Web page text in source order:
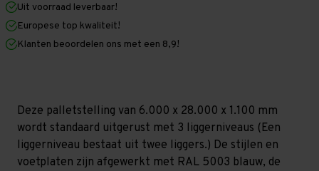
mm
x
1.100
mm
Licht
-
T80
mm
1.100
mm
Licht
-
T80
Uit voorraad leverbaar!
Europese top kwaliteit!
Klanten beoordelen ons met een 8,9!
Deze palletstelling van 6.000 x 28.000 x 1.100 mm
wordt standaard uitgerust met 3 liggerniveaus (Een
liggerniveau bestaat uit twee liggers.) De stijlen en
voetplaten zijn afgewerkt met RAL 5003 blauw, de